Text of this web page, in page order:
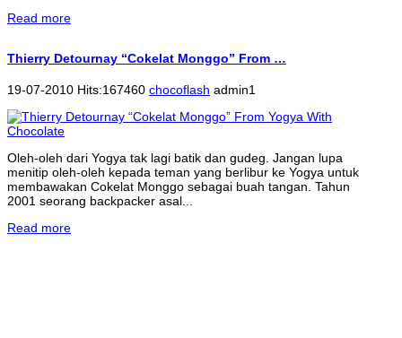
Read more
Thierry Detournay “Cokelat Monggo” From …
19-07-2010 Hits:167460 chocoflash admin1
Oleh-oleh dari Yogya tak lagi batik dan gudeg. Jangan lupa
menitip oleh-oleh kepada teman yang berlibur ke Yogya untuk
membawakan Cokelat Monggo sebagai buah tangan. Tahun
2001 seorang backpacker asal...
Read more